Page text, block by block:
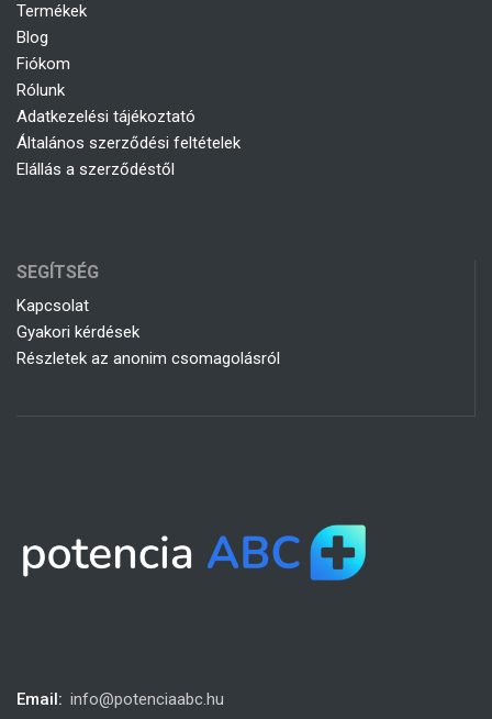
Termékek
Blog
Fiókom
Rólunk
Adatkezelési tájékoztató
Általános szerződési feltételek
Elállás a szerződéstől
SEGÍTSÉG
Kapcsolat
Gyakori kérdések
Részletek az anonim csomagolásról
Email: info@potenciaabc.hu